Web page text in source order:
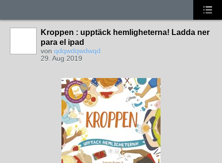
Kroppen : upptäck hemligheterna! Ladda ner
para el ipad
von qdqwdqwdwqd
29. Aug 2019